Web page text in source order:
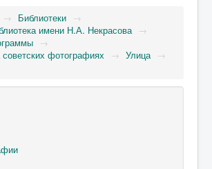
→ Библиотеки →
имени Н.А. Некрасова →
→
фотографиях
→ Улица →